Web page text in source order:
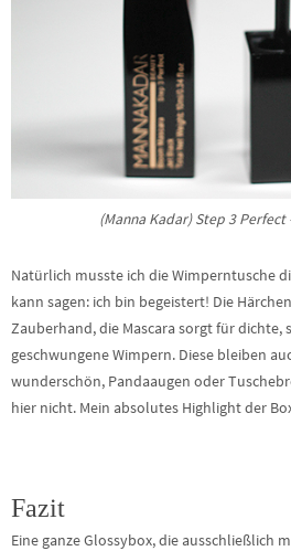
(Manna Kadar) Step 3 Perfect
Natürlich musste ich die Wimperntusche
kann sagen: ich bin begeistert! Die
Zauberhand, die Mascara sorgt für dichte,
geschwungene Wimpern. Diese bleiben
wunderschön, Pandaaugen oder
hier nicht. Mein absolutes Highlight der
Fazit
Eine ganze Glossybox, die ausschließlich